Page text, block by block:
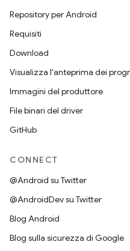
Repository per Android
Requisiti
Download
Visualizza l'anteprima dei
Immagini del produttore
File binari del driver
GitHub
CONNECT
@Android su Twitter
@AndroidDev su Twitter
Blog Android
Blog sulla sicurezza di Google